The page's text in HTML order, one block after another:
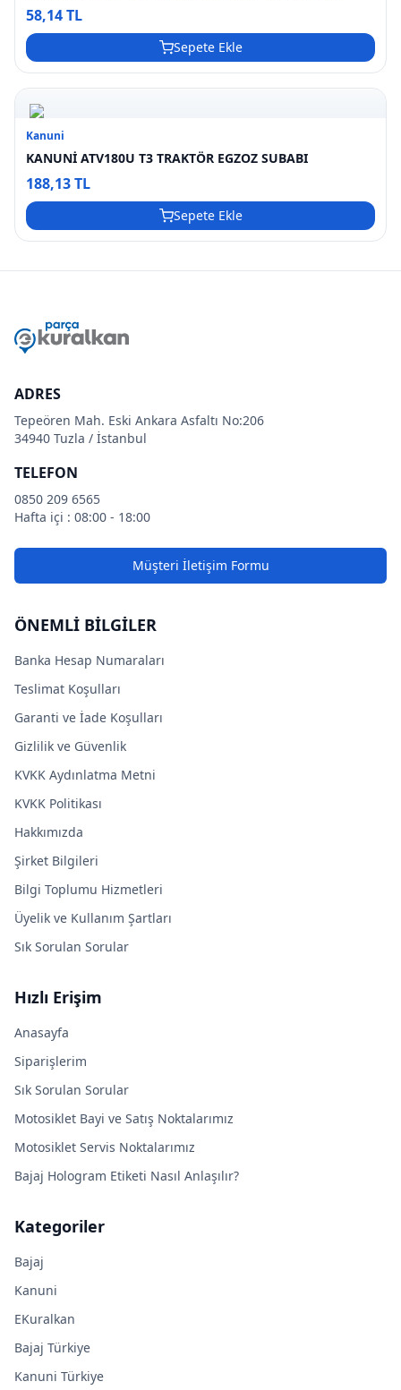
58,14 TL
Sepete Ekle
Kanuni
KANUNİ ATV180U T3 TRAKTÖR EGZOZ SUBABI
188,13 TL
Sepete Ekle
ADRES
Tepeören Mah. Eski Ankara Asfaltı No:206
34940 Tuzla / İstanbul
TELEFON
0850 209 6565
Hafta içi : 08:00 - 18:00
Müşteri İletişim Formu
ÖNEMLİ BİLGİLER
Banka Hesap Numaraları
Teslimat Koşulları
Garanti ve İade Koşulları
Gizlilik ve Güvenlik
KVKK Aydınlatma Metni
KVKK Politikası
Hakkımızda
Şirket Bilgileri
Bilgi Toplumu Hizmetleri
Üyelik ve Kullanım Şartları
Sık Sorulan Sorular
Hızlı Erişim
Anasayfa
Siparişlerim
Sık Sorulan Sorular
Motosiklet Bayi ve Satış Noktalarımız
Motosiklet Servis Noktalarımız
Bajaj Hologram Etiketi Nasıl Anlaşılır?
Kategoriler
Bajaj
Kanuni
EKuralkan
Bajaj Türkiye
Kanuni Türkiye